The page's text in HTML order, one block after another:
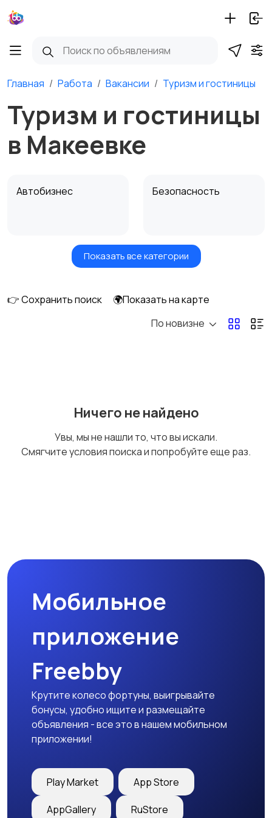
Главная Работа Вакансии Туризм и гостиницы
Туризм и гостиницы
в Макеевке
Автобизнес Безопасность
Бытовые услуги и
Высший менеджмент
Добыча сырья,
Медицина Начало карьеры
Образование и наука
закупки
Показать все категории
👉 Сохранить поиск
🌍Показать на карте
По новизне
Ничего не найдено
Увы, мы не нашли то, что вы искали.
Смягчите условия поиска и попробуйте еще раз.
Мобильное
приложение
Freebby
Крутите колесо фортуны, выигрывайте
бонусы, удобно ищите и размещайте
объявления - все это в нашем мобильном
приложении!
Play Market App Store
AppGallery RuStore